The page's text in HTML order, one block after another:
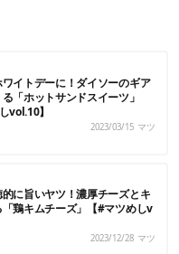
イトデーに！ダイソーのギア
「ホットサンドスイーツ」
vol.10】
2023/03/15 マツ
に旨いヤツ！濃厚チーズとキ
鶏キムチーズ」【#マツめしv
2023/12/28 マツ